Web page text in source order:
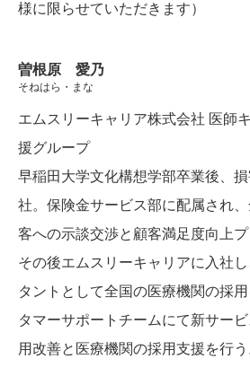
様に限らせていただきます）
曽根原 愛乃
そねはら・まな
エムスリーキャリア株式会社 医師
援グループ
早稲田大学文化構想学部卒業後、
社。保険金サービス部に配属され
客への示談交渉と顧客満足度向上プ
その後エムスリーキャリアに入社
タントとして全国の医療機関の採
タマーサポートチームにて新サー
用改善と医療機関の採用支援を行う